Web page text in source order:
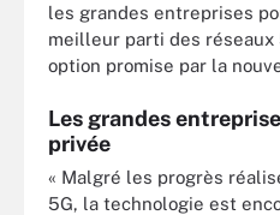
les grandes entreprises
meilleur parti des réseaux
option promise par la
Les grandes
privée
« Malgré les progrès
5G, la technologie est